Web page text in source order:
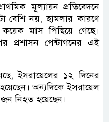
মূল্যায়ন প্রতিবেদনে
বেশি নয়, হামলার কারণে
মাস পিছিয়ে গেছে।
প্রশাসন পেন্টাগনের এই
ইসরায়েলের ১২ দিনের
অন্যদিকে ইসরায়েল
নিহত হয়েছেন।